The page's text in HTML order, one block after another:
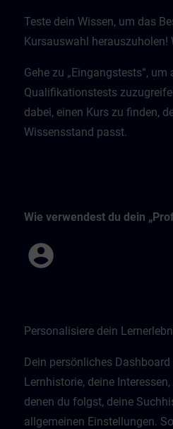
Teste dein Wissen, um das
Kursauswahl herauszuholen!
Gehe zu „Eingangstests“,
Qualifikationstests
dabei, einen Kurs zu finden,
Wissensstand passt.
Wie verwendest du dein
Personalisiere dein
Dein persönliches
Lernhistorie, deine
denen du folgst, deine
allgemeinen Einstellungen.